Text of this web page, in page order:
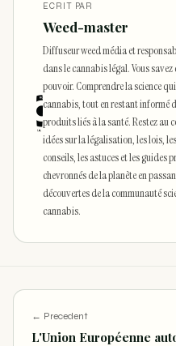
ECRIT PAR
Weed-master
Diffuseur weed média et
dans le cannabis légal. Vous
pouvoir. Comprendre la science
cannabis, tout en restant informé
produits liés à la santé. Restez au
idées sur la légalisation, les lois,
conseils, les astuces et les guides
chevronnés de la planète en
découvertes de la communauté
cannabis.
← Precedent
L'Union Européenne